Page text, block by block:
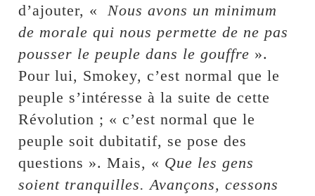
d’ajouter, «
Nous avons un minimum
de morale qui nous permette de ne pas
pousser le peuple dans le gouffre ».
Pour lui, Smokey, c’est normal que le
peuple s’intéresse à la suite de cette
Révolution ; « c’est normal que le
peuple soit dubitatif, se pose des
questions ». Mais, « Que les gens
soient tranquilles. Avançons, cessons